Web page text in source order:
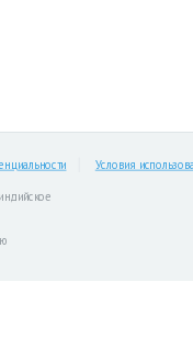
Условия